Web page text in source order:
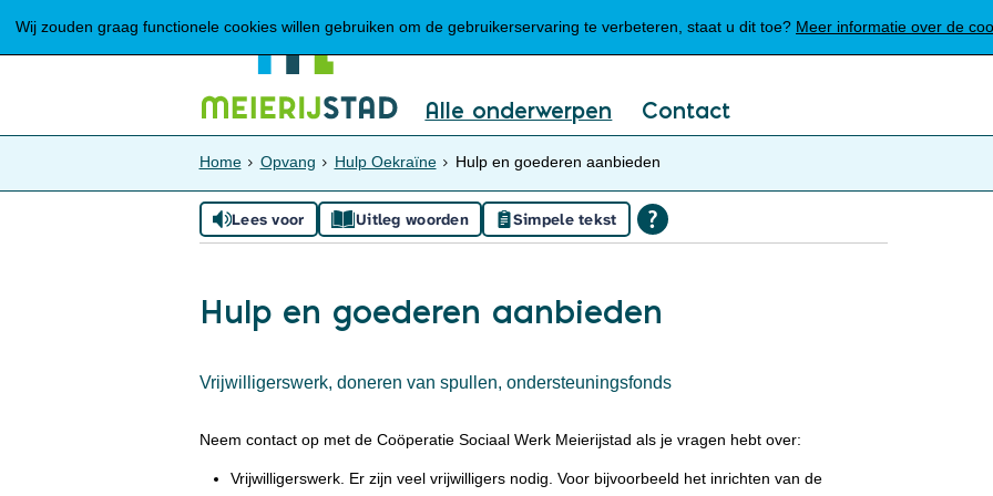
Wij zouden graag functionele cookies willen gebruiken om de gebruikerservaring te verbeteren, staat u dit toe? Meer informatie over de
Mijn Meierijstad
Alle onderwerpen Contact
Home Opvang Hulp Oekraïne Hulp en goederen aanbieden
Lees voor Uitleg woorden Simpele tekst
Hulp en goederen aanbieden
Vrijwilligerswerk, doneren van spullen, ondersteuningsfonds
Neem contact op met de Coöperatie Sociaal Werk Meierijstad als je vragen hebt over:
Vrijwilligerswerk. Er zijn veel vrijwilligers nodig. Voor bijvoorbeeld het inrichten van de